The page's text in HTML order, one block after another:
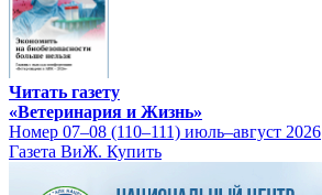
Читать газету
«Ветеринария и Жизнь»
Номер 07–08 (110–111) июль–август 2026
Газета ВиЖ. Купить